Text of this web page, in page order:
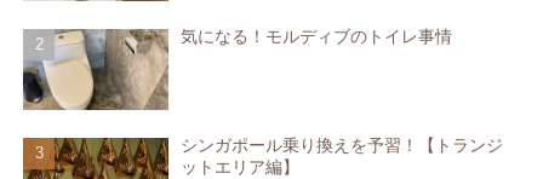
気になる！モルディブのトイレ事情
シンガポール乗り換えを予習！【トランジ
ットエリア編】